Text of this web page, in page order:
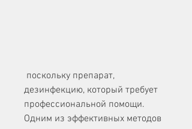
дезинфекцию, который требует
профессиональной помощи.
Одним из эффективных методов